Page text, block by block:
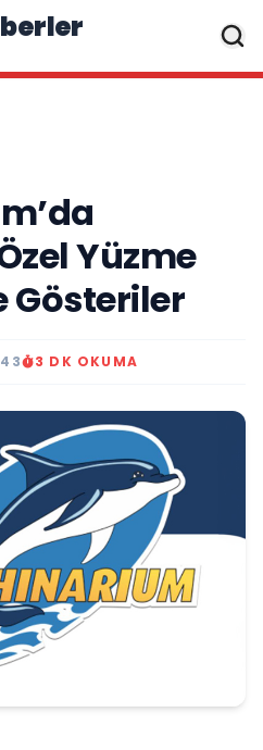
Yüzme
Gösteriler
3 DK OKUMA